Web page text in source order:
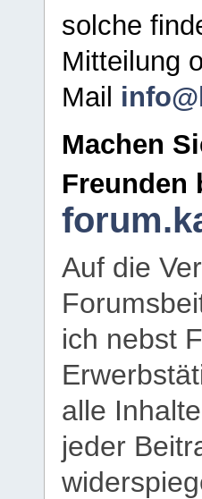
solche
Mitteilung
Mail
Machen
Freunden
Auf die
ich nebst
alle
jeder